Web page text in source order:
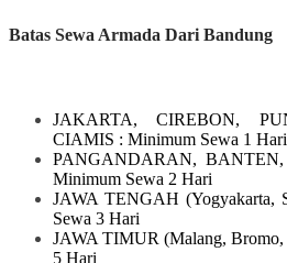
Batas Sewa Armada Dari Bandung
JAKARTA, CIREBON,
CIAMIS : Minimum Sewa 1 Hari
PANGANDARAN,
Minimum Sewa 2 Hari
JAWA TENGAH (Yogyakarta,
Sewa 3 Hari
JAWA TIMUR(Malang, Bromo,
5 Hari